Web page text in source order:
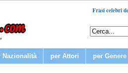
Frasi celebri
Nazionalità per Attori per Genere